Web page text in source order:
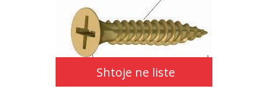
Shtoje ne liste